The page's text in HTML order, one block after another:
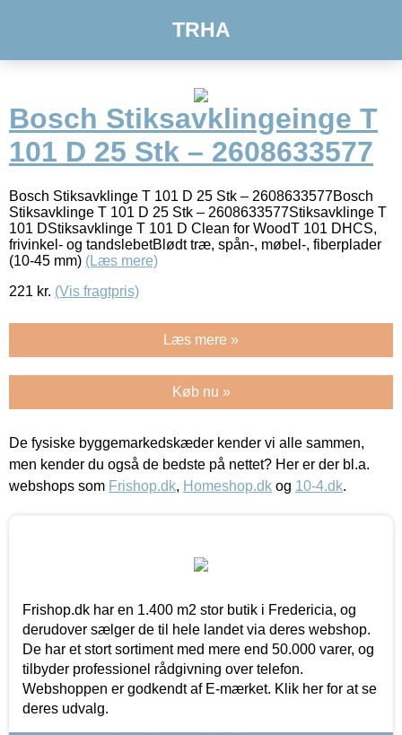
TRHA
Bosch Stiksavklingeinge T
101 D 25 Stk – 2608633577
Bosch Stiksavklinge T 101 D 25 Stk – 2608633577Bosch
Stiksavklinge T 101 D 25 Stk – 2608633577Stiksavklinge T
101 DStiksavklinge T 101 D Clean for WoodT 101 DHCS,
frivinkel- og tandslebetBlødt træ, spån-, møbel-, fiberplader
(10-45 mm) (Læs mere)
221 kr. (Vis fragtpris)
Læs mere »
Køb nu »
De fysiske byggemarkedskæder kender vi alle sammen,
men kender du også de bedste på nettet? Her er der bl.a.
webshops som Frishop.dk, Homeshop.dk og 10-4.dk.
Frishop.dk har en 1.400 m2 stor butik i Fredericia, og
derudover sælger de til hele landet via deres webshop.
De har et stort sortiment med mere end 50.000 varer, og
tilbyder professionel rådgivning over telefon.
Webshoppen er godkendt af E-mærket. Klik her for at se
deres udvalg.